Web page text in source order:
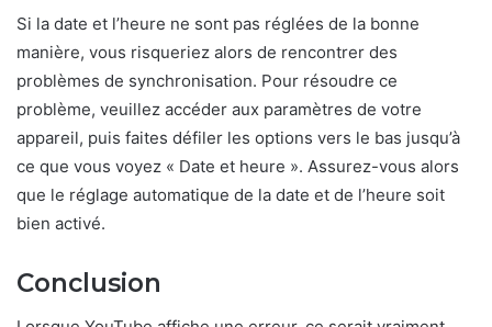
Si la date et l’heure ne sont pas réglées de la bonne
manière, vous risqueriez alors de rencontrer des
problèmes de synchronisation. Pour résoudre ce
problème, veuillez accéder aux paramètres de votre
appareil, puis faites défiler les options vers le bas jusqu’à
ce que vous voyez « Date et heure ». Assurez-vous alors
que le réglage automatique de la date et de l’heure soit
bien activé.
Conclusion